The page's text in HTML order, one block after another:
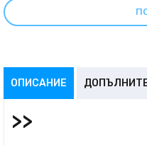
80% памук/20% полиестер
ОПИСАНИЕ
>>